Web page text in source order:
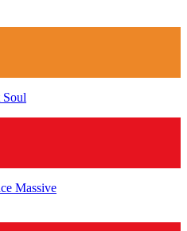
Soul
Massive